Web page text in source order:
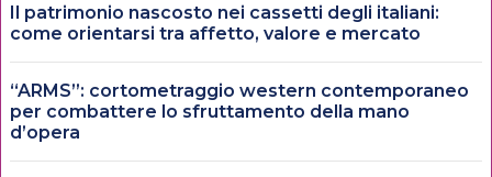
Il patrimonio nascosto nei cassetti degli italiani:
come orientarsi tra affetto, valore e mercato
“ARMS”: cortometraggio western contemporaneo
per combattere lo sfruttamento della mano
d’opera